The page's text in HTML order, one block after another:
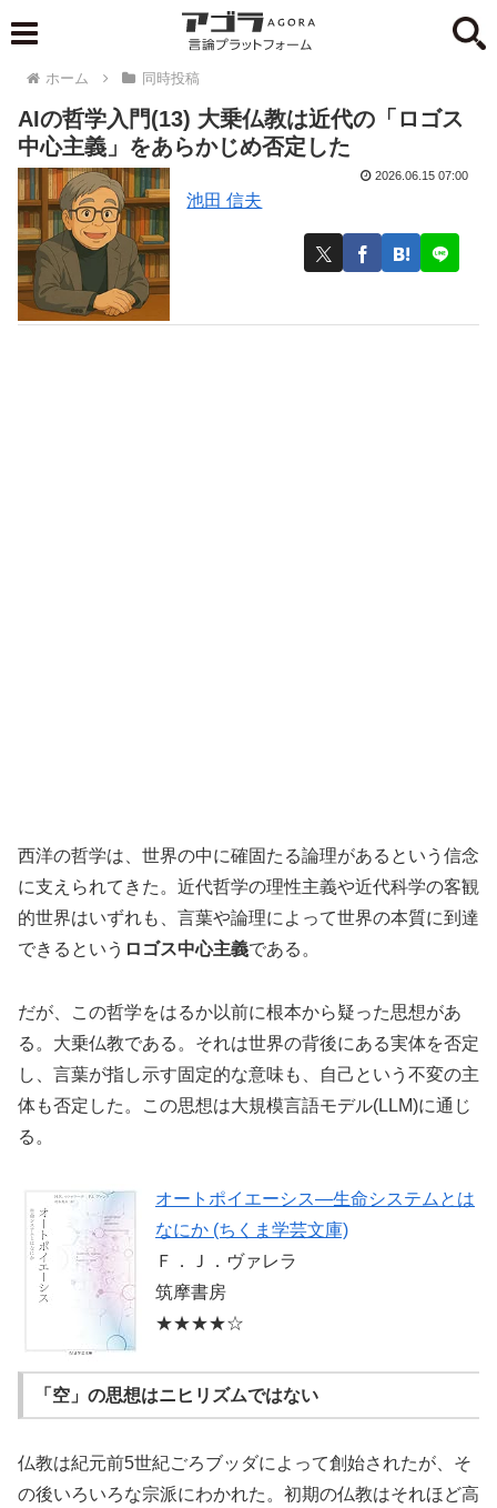
ホーム 同時投稿
AIの哲学入門(13) 大乗仏教は近代の「ロゴス
中心主義」をあらかじめ否定した
池田 信夫
2026.06.15 07:00
西洋の哲学は、世界の中に確固たる論理があるという信念
に支えられてきた。近代哲学の理性主義や近代科学の客観
的世界はいずれも、言葉や論理によって世界の本質に到達
できるという ロゴス中心主義である。
だが、この哲学をはるか以前に根本から疑った思想があ
る。大乗仏教である。それは世界の背後にある実体を否定
し、言葉が指し示す固定的な意味も、自己という不変の主
体も否定した。この思想は大規模言語モデル(LLM)に通じ
る。
オートポイエーシス―生命システムとは
なにか (ちくま学芸文庫)
Ｆ．Ｊ．ヴァレラ
筑摩書房
★★★★☆
「空」の思想はニヒリズムではない
仏教は紀元前5世紀ごろブッダによって創始されたが、そ
の後いろいろな宗派にわかれた。初期の仏教はそれほど高